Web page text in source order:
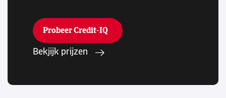
Probeer Credit-IQ
Bekjijk prijzen